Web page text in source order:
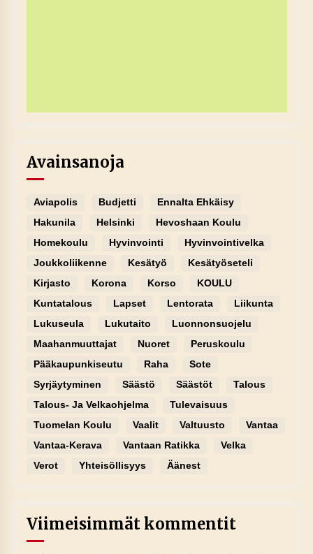
Avainsanoja
Aviapolis Budjetti
Ennalta Ehkäisy
Hakunila
Helsinki
Hevoshaan Koulu
Homekoulu
Hyvinvointi
Hyvinvointivelka
Joukkoliikenne
Kesätyö
Kesätyöseteli
Kirjasto
Korona Korso
KOULU
Kuntatalous
Lapset Lentorata
Liikunta
Lukuseula
Lukutaito
Luonnonsuojelu
Maahanmuuttajat
Nuoret
Peruskoulu
Pääkaupunkiseutu
Raha
Sote
Syrjäytyminen
Säästö Säästöt
Talous
Talous- Ja Velkaohjelma
Tulevaisuus
Tuomelan Koulu
Vaalit Valtuusto
Vantaa
Vantaa-Kerava
Vantaan Ratikka
Velka
Verot
Yhteisöllisyys Äänest
Viimeisimmät kommentit